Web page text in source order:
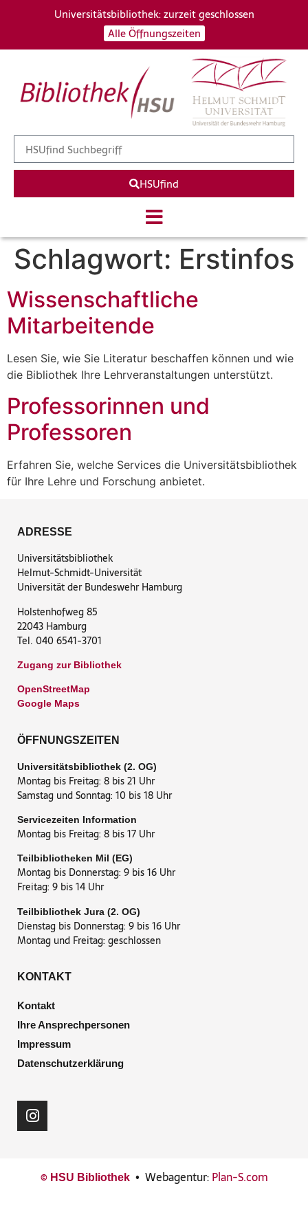
Universitätsbibliothek: zurzeit geschlossen
Alle Öffnungszeiten
HSUfind
Schlagwort: Erstinfos
Wissenschaftliche
Mitarbeitende
Lesen Sie, wie Sie Literatur beschaffen können und wie
die Bibliothek Ihre Lehrveranstaltungen unterstützt.
Professorinnen und
Professoren
Erfahren Sie, welche Services die Universitätsbibliothek
für Ihre Lehre und Forschung anbietet.
ADRESSE
Universitätsbibliothek
Helmut-Schmidt-Universität
Universität der Bundeswehr Hamburg
Holstenhofweg 85
22043 Hamburg
Tel. 040 6541-3701
Zugang zur Bibliothek
OpenStreetMap
Google Maps
ÖFFNUNGSZEITEN
Universitätsbibliothek (2. OG)
Montag bis Freitag: 8 bis 21 Uhr
Samstag und Sonntag: 10 bis 18 Uhr
Servicezeiten Information
Montag bis Freitag: 8 bis 17 Uhr
Teilbibliotheken Mil (EG)
Montag bis Donnerstag: 9 bis 16 Uhr
Freitag: 9 bis 14 Uhr
Teilbibliothek Jura (2. OG)
Dienstag bis Donnerstag: 9 bis 16 Uhr
Montag und Freitag: geschlossen
KONTAKT
Kontakt
Ihre Ansprechpersonen
Impressum
Datenschutzerklärung
© HSU Bibliothek • Webagentur:Plan-S.com